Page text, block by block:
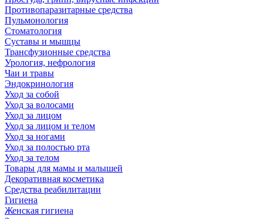
Противопаразитарные средства
Пульмонология
Стоматология
Суставы и мышцы
Трансфузионные средства
Урология, нефрология
Чаи и травы
Эндокринология
Уход за собой
Уход за волосами
Уход за лицом
Уход за лицом и телом
Уход за ногами
Уход за полостью рта
Уход за телом
Товары для мамы и малышей
Декоративная косметика
Средства реабилитации
Гигиена
Женская гигиена